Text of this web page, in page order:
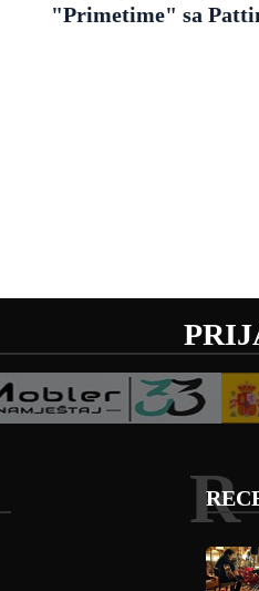
"Primetime" sa
R